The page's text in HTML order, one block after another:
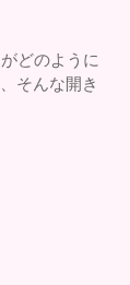
どのように
そんな開き